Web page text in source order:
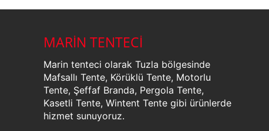
MARİN TENTECİ
Marin tenteci olarak Tuzla bölgesinde
Mafsallı Tente, Körüklü Tente, Motorlu
Tente, Şeffaf Branda, Pergola Tente,
Kasetli Tente, Wintent Tente gibi ürünlerde
hizmet sunuyoruz.